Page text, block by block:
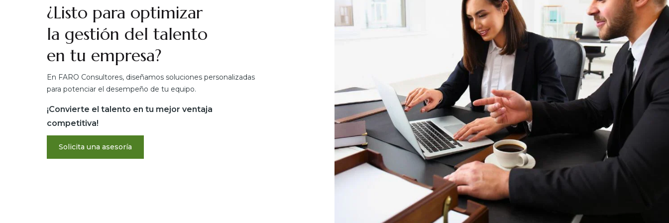
¿Listo para optimizar
la gestión del talento
en tu empresa?
En FARO Consultores, diseñamos soluciones personalizadas
para potenciar el desempeño de tu equipo.
¡Convierte el talento en tu mejor ventaja
competitiva!
Solicita una asesoría